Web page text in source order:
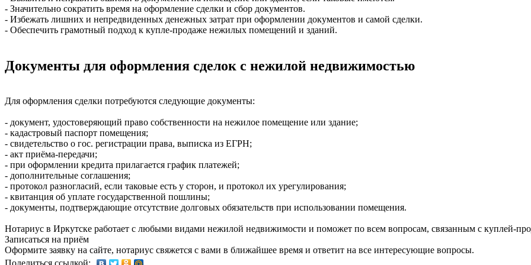
- Значительно сократить время на оформление сделки и сбор документов.
- Избежать лишних и непредвиденных денежных затрат при оформлении документов и самой сделки.
- Обеспечить грамотный подход к купле-продаже нежилых помещений и зданий.
Документы для оформления сделок с нежилой недвижимостью
Для оформления сделки потребуются следующие документы:
- документ, удостоверяющий право собственности на нежилое помещение или здание;
- кадастровый паспорт помещения;
- свидетельство о гос. регистрации права, выписка из ЕГРН;
- акт приёма-передачи;
- при оформлении кредита прилагается график платежей;
- дополнительные соглашения;
- протокол разногласий, если таковые есть у сторон, и протокол их урегулирования;
- квитанция об уплате государственной пошлины;
- документы, подтверждающие отсутствие долговых обязательств при использовании помещения.
Нотариус в Иркутске работает с любыми видами нежилой недвижимости и поможет по всем вопросам, связанным с куплей-
Записаться на приём
Оформите заявку на сайте, нотариус свяжется с вами в ближайшее время и ответит на все интересующие вопросы.